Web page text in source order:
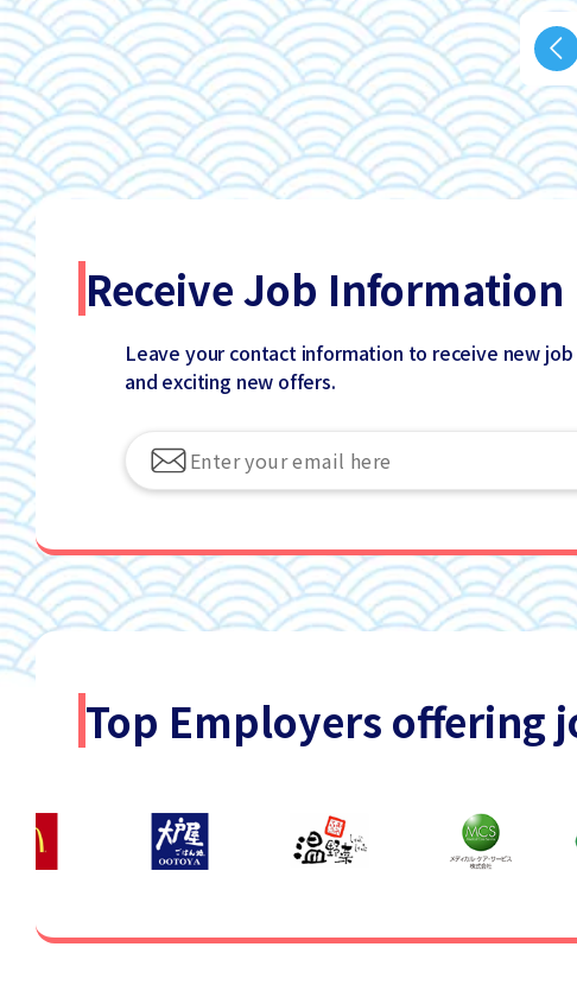
Receive Job Information
Leave your contact information to receive new
and exciting new offers.
Top Employers offering